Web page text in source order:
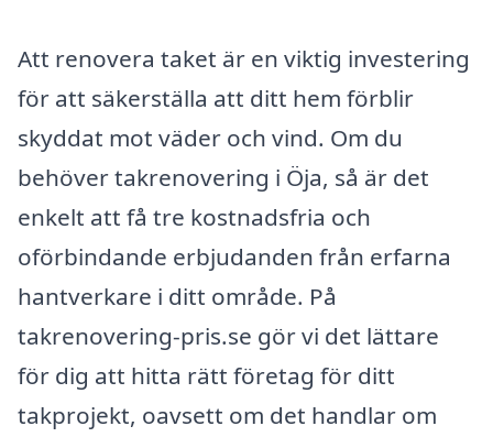
Att renovera taket är en viktig investering
för att säkerställa att ditt hem förblir
skyddat mot väder och vind. Om du
behöver takrenovering i Öja, så är det
enkelt att få tre kostnadsfria och
oförbindande erbjudanden från erfarna
hantverkare i ditt område. På
takrenovering-pris.se gör vi det lättare
för dig att hitta rätt företag för ditt
takprojekt, oavsett om det handlar om